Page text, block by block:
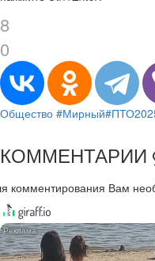
8
0
Общество #Мирный
КОММЕНТАРИИ
комментирования Вам